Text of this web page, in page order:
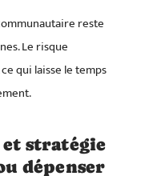
reste
Le risque
qui laisse le temps
et stratégie
dépenser